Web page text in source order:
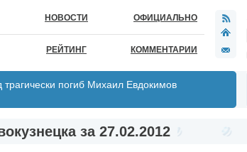
НОВОСТИ ОФИЦИАЛЬНО
РЕЙТИНГ КОММЕНТАРИИ
трагически погиб Михаил Евдокимов
за 27.02.2012